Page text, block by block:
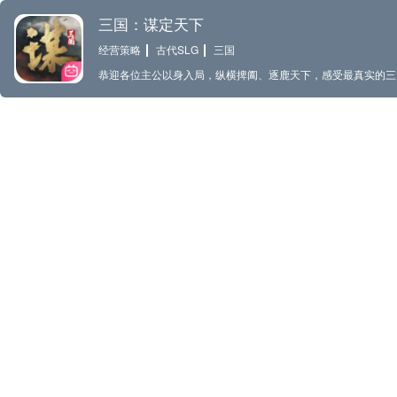
三国：谋定天下
经营策略 古代SLG
三国